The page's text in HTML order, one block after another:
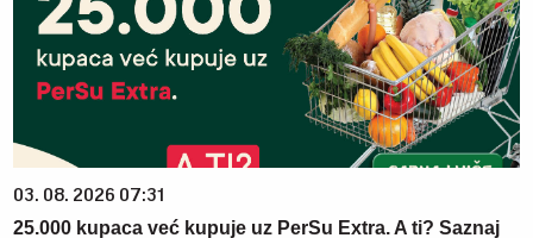
03. 08. 2026 07:31
25.000 kupaca već kupuje uz PerSu Extra. A ti? Saznaj